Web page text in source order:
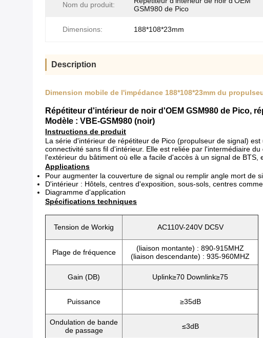
Nom du produit:
GSM980 de Pico
Dimensions: 188*108*23mm
Description
Dimension mobile de l'impédance 188*108*23mm du
Répétiteur d'intérieur de noir d'OEM GSM980 de Pico,
Modèle : VBE-GSM980 (noir)
Instructions de produit
La série d'intérieur de répétiteur de Pico (propulseur de signal)
connectivité sans fil d'intérieur. Elle est reliée par l'intermédiaire
l'extérieur du bâtiment où elle a facile d'accès à un signal de
Applications
Pour augmenter la couverture de signal ou remplir angle mort de
D'intérieur : Hôtels, centres d'exposition, sous-sols, centres
Diagramme d'application
Spécifications techniques
Tension de Workig AC110V-240V DC5V
Plage de fréquence
(liaison montante) : 890-915MHZ
(liaison descendante) : 935-960MHZ
Gain (DB) Uplink≥70 Downlink≥75
Puissance ≥35dB
Ondulation de bande
de passage
≤3dB